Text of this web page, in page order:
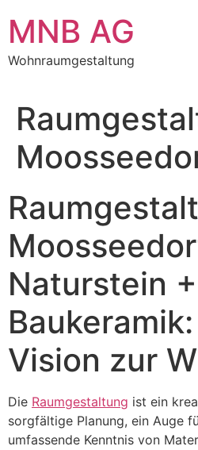
Inhalt
springen
MNB AG
Wohnraumgestaltung
Naturstein +
Vision zur
Die Raumgestaltung ist ein
sorgfältige Planung, ein Auge
umfassende Kenntnis von